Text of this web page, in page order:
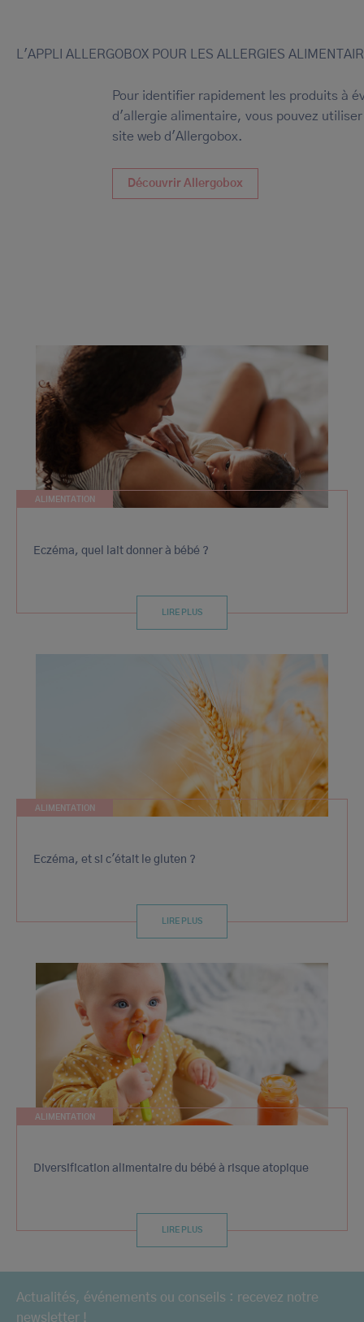
L'APPLI ALLERGOBOX POUR LES ALLERGIES
Pour identifier rapidement les produits à
d'allergie alimentaire, vous pouvez
site web d'Allergobox.
Découvrir Allergobox
ALIMENTATION
Eczéma, quel lait donner à bébé ?
LIRE PLUS
ALIMENTATION
Eczéma, et si c'était le gluten ?
LIRE PLUS
ALIMENTATION
Diversification alimentaire du bébé à risque atopique
LIRE PLUS
Actualités, événements ou conseils : recevez notre
newsletter !